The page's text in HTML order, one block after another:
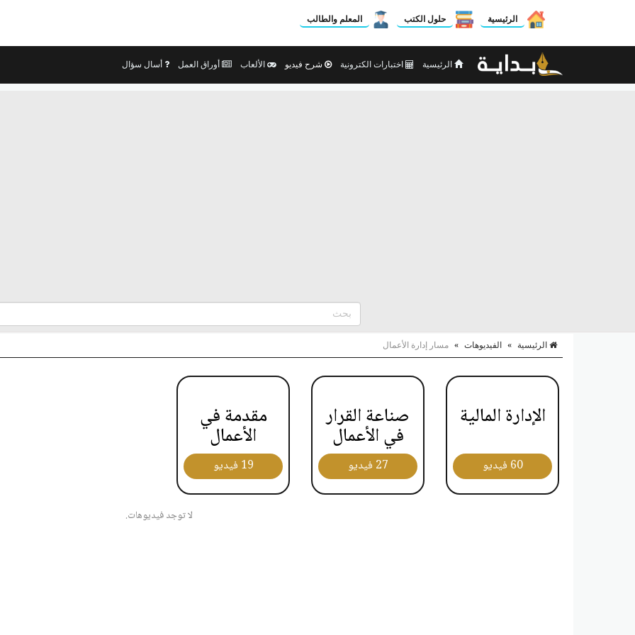
الرئيسية حلول الكتب المعلم والطالب
الرئيسية اختبارات الكترونية شرح فيديو الألعاب أوراق العمل أسال سؤال
الرئيسية » الفيديوهات » مسار إدارة الأعمال
الإدارة المالية
60 فيديو
صناعة القرار
في الأعمال
27 فيديو
مقدمة في
الأعمال
19 فيديو
لا توجد فيديوهات.